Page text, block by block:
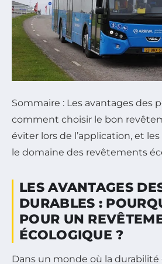
Sommaire : Les avantages des
comment choisir le bon
éviter lors de l’application, et
le domaine des revêtements
LES AVANTAGES
DURABLES :
POUR UN
ÉCOLOGIQUE ?
Dans un monde où la